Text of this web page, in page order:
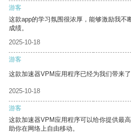
游客
这款app的学习氛围很浓厚，能够激励我不
成绩。
2025-10-18
游客
这款加速器VPM应用程序已经为我们带来
2025-10-18
游客
这款加速器VPM应用程序可以给你提供最
助你在网络上自由移动。